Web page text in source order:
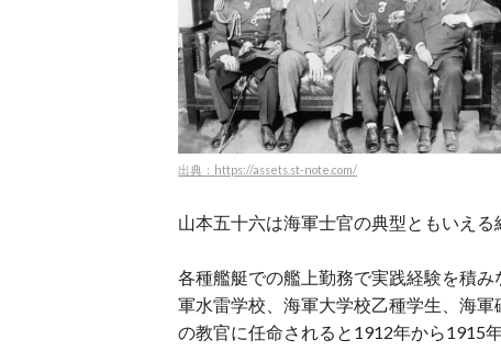
出典：https://assets.st-note.com/
山本五十六は海軍士官の典型ともいえる
各種艦艇での艦上勤務で実践経験を積
軍水雷学校、海軍大学校乙種学生、海
の教官に任命されると1912年から1915